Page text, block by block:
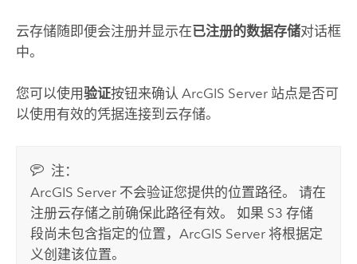
云存储随即便会注册并显示在已注册的数据存储对话框
中。
您可以使用验证按钮来确认 ArcGIS Server站点是否可
以使用有效的凭据连接到云存储。
注：
ArcGIS Server 不会验证您提供的位置路径。 请在
注册云存储之前确保此路径有效。 如果 S3 存储
段尚未包含指定的位置，ArcGIS Server 将根据定
义创建该位置。